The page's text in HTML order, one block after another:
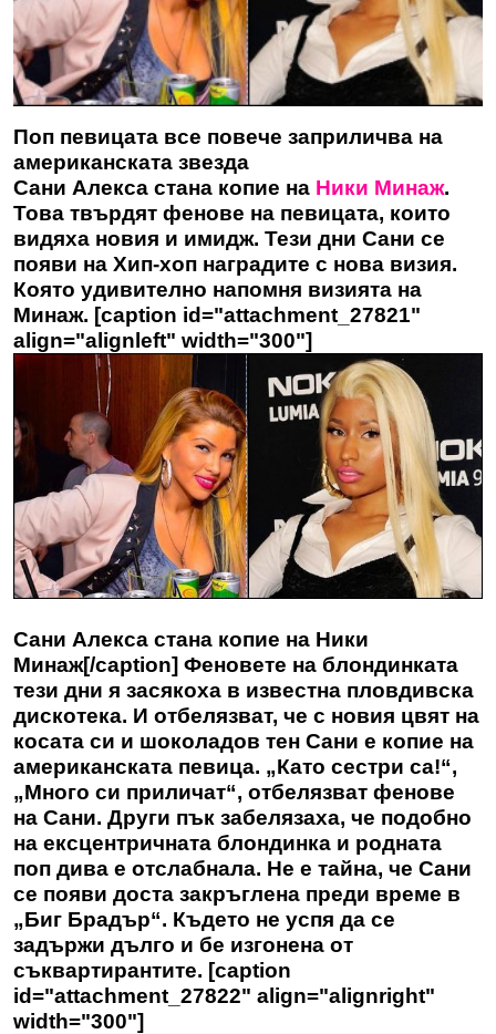
Поп певицата все повече заприличва на
американската звезда
Сани Алекса стана копие на Ники Минаж.
Това твърдят фенове на певицата, които
видяха новия и имидж. Тези дни Сани се
появи на Хип-хоп наградите с нова визия.
Която удивително напомня визията на
Минаж. [caption id="attachment_27821"
align="alignleft" width="300"]
Сани Алекса стана копие на Ники
Минаж[/caption] Феновете на блондинката
тези дни я засякоха в известна пловдивска
дискотека. И отбелязват, че с новия цвят на
косата си и шоколадов тен Сани е копие на
американската певица. „Като сестри са!“,
„Много си приличат“, отбелязват фенове
на Сани. Други пък забелязаха, че подобно
на ексцентричната блондинка и родната
поп дива е отслабнала. Не е тайна, че Сани
се появи доста закръглена преди време в
„Биг Брадър“. Където не успя да се
задържи дълго и бе изгонена от
съквартирантите. [caption
id="attachment_27822" align="alignright"
width="300"]